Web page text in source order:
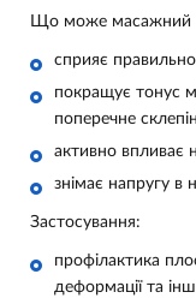
Що може масажний
сприяє
покращує тонус
поперечне
активно впливає
знімає напругу в
Застосування:
профілактика
деформації та